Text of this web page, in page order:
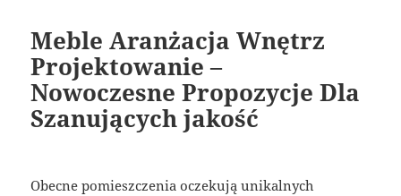
Meble Aranżacja Wnętrz
Projektowanie –
Nowoczesne Propozycje Dla
Szanujących jakość
Obecne pomieszczenia oczekują unikalnych